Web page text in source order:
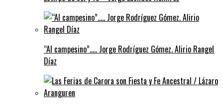
“Al campesino”….. Jorge Rodríguez Gómez. Alirio Rangel
Díaz